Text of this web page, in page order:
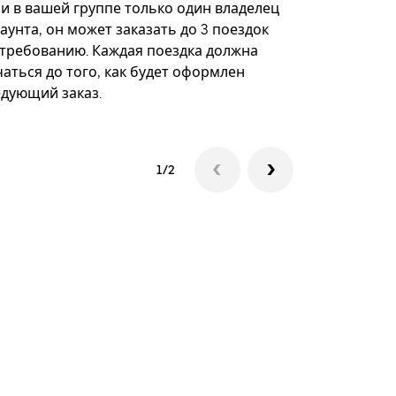
в вашей группе только один владелец
он может заказать до 3 поездок
Каждая поездка должна
до того, как будет оформлен
заказ.
1/2